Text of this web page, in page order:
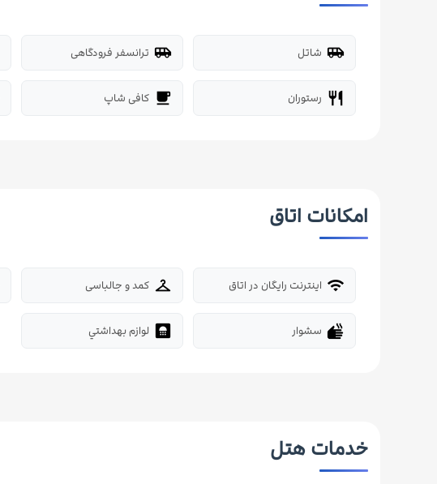
airport_shuttle شاتل airport_shuttle ترانسفر فرودگاهی
restaurant رستوران local_cafe کافی شاپ
امکانات اتاق
wifi اینترنت رایگان در اتاق checkroom کمد و جالباسی
dry سشوار bathroom لوازم بهداشتي
خدمات هتل